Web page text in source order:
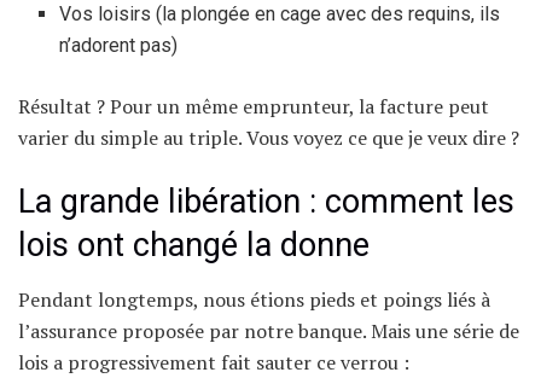
Vos loisirs (la plongée en cage avec des requins, ils
n’adorent pas)
Résultat ? Pour un même emprunteur, la facture peut
varier du simple au triple. Vous voyez ce que je veux dire ?
La grande libération : comment les
lois ont changé la donne
Pendant longtemps, nous étions pieds et poings liés à
l’assurance proposée par notre banque. Mais une série de
lois a progressivement fait sauter ce verrou :